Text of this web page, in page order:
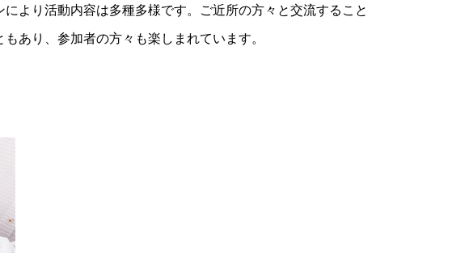
より活動内容は多種多様です。ご近所の方々と交流すること
あり、参加者の方々も楽しまれています。